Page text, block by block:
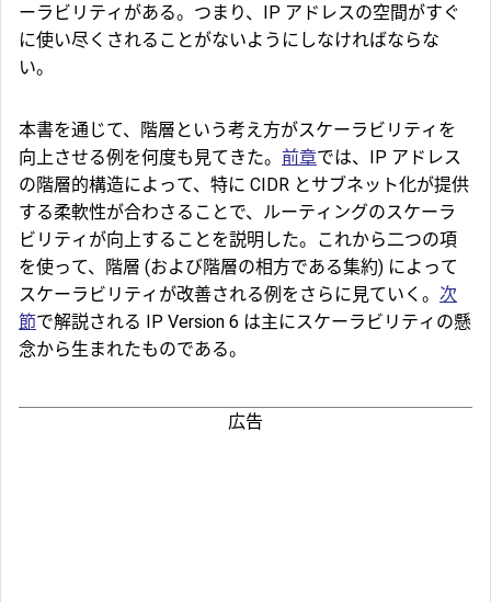
ーラビリティがある。つまり、IP アドレスの空間がすぐ
に使い尽くされることがないようにしなければならな
い。
本書を通じて、階層という考え方がスケーラビリティを
向上させる例を何度も見てきた。 前章では、IP アドレス
の階層的構造によって、特に CIDR とサブネット化が提供
する柔軟性が合わさることで、ルーティングのスケーラ
ビリティが向上することを説明した。これから二つの項
を使って、階層 (および階層の相方である集約) によって
スケーラビリティが改善される例をさらに見ていく。 次
節で解説される IP Version 6 は主にスケーラビリティの懸
念から生まれたものである。
広告